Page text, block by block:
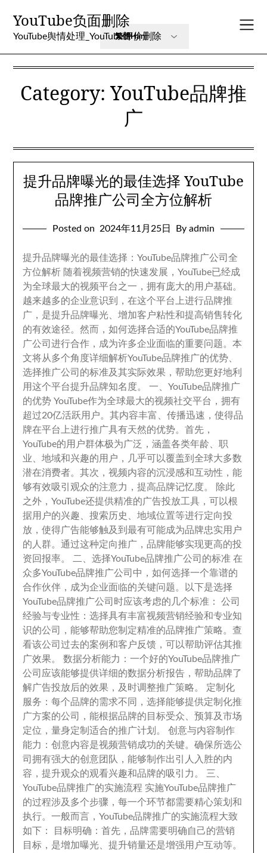
content
YouTube负面删除
YouTube舆情处理_YouTube评价删除
Category:YouTube品牌推
广
提升品牌曝光的最佳选择 YouTube
品牌推广公司全方位解析
Posted on 2024年11月25日 By admin
提升品牌曝光的最佳选择 ：YouTube品牌推广公司全
方位解析 随着视频营销的快速发展 ，YouTube已经成
为全球最大的视频平台之一 ，拥有庞大的用户基础。
越来越多的企业意识到
，在这个平台上进行品牌推
广 ， 是提升品牌曝光 、增加客户粘性和提高销售转化
的有效途径。然而 ，如何选择合适的YouTube品牌推
广公司进行合作 ， 成为许多企业面临的重要问题。本
文将从多个角度详细解析YouTube品牌推广的优势
选择推广公司的标准及其实际效果 ，帮助您更好地利
用这个平台提升品牌知名度。一 、YouTube品牌推广
的优势 YouTube作为全球最大的视频社交平台 ，拥有
超过20亿活跃用户。其内容丰富 、传播迅速 ，使得品
牌在平台上进行推广具有天然的优势。首先 ，
YouTube的用户群体极为广泛
，涵盖各类年龄 、职
业 、地域和兴趣的用户 ，
几乎可以覆盖到全球大多数
潜在消费者。其次 ，视频内容的沉浸感和互动性 ，能
够有效吸引观众的注意力 ，提高品牌记忆度。 除此
之外 ，YouTube还提供精准的广告投放工具 ， 可以根
据用户的兴趣 、搜索历史 、地域位置等进行定向投
放 ，使得广告能够触及到最有可能成为品牌忠实用户
的人群。通过这种定向推广 ，品牌能够实现更高的投
资回报率。 二 、选择YouTube品牌推广公司的标准 在
众多YouTube品牌推广公司中 ，如何选择一个靠谱的
合作伙伴 ， 成为企业面临的关键问题。
以下是选择
YouTube品牌推广公司时应该考虑的几个标准 ：公司
经验与专业性 ：选择具有丰富视频营销经验和专业知
识的公司
，能够帮助您制定精准的品牌推广策略。查
看该公司过去的案例和客户反馈 ， 可以帮助评估其推
广效果。数据分析能力 ：一个好的YouTube品牌推广
公司应该能够提供详细的数据分析报告 ，帮助品牌了
解广告投放后的效果 ， 及时调整推广策略。 定制化
服务 ：每个品牌的需求不同 ，选择能够提供定制化推
广方案的公司
，能根据品牌的目标受众 、预算及市场
定位 ，量身定制适合的推广计划 。创意与内容制作
能力 ：创意内容是视频营销成功的关键。确保所选公
司拥有强大的创意团队
，能够制作出引人入胜的内
容 ，提升观众的观看兴趣和品牌的吸引力 。 三
YouTube品牌推广的实施流程 实施YouTube品牌推广
的过程涉及多个步骤 ，每一个环节都需要精心策划和
执行。一般而言 ，YouTube品牌推广的实施流程大致
如下 ： 目标明确 ：首先 ，品牌需要明确自己的营销
目标 ， 是增加曝光 、提升销量还是增强用户互动等。